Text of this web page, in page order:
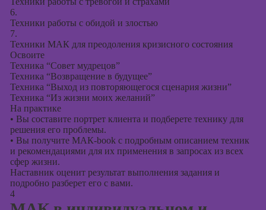
6.
Техники работы с обидой и злостью
7.
Техники МАК для преодоления кризисного состояния
Освоите
Техника “Совет мудрецов”
Техника “Возвращение в будущее”
Техника “Выход из повторяющегося сценария жизни”
Техника “Из жизни моих желаний”
На практике
• Вы составите портрет клиента и подберете технику для
решения его проблемы.
• Вы получите МАК-book с подробным описанием техник
и рекомендациями для их применения в запросах из всех
сфер жизни.
Наставник оценит результат выполнения задания и
подробно разберет его с вами.
4